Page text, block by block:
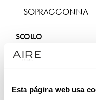
Esta página web usa
SOPRAGGONNA
SCOLLO
SENZA SPALLINE